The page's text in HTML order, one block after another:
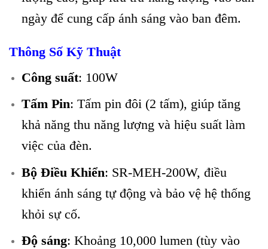
ngày để cung cấp ánh sáng vào ban đêm.
Thông Số Kỹ Thuật
Công suất: 100W
Tấm Pin: Tấm pin đôi (2 tấm), giúp tăng
khả năng thu năng lượng và hiệu suất làm
việc của đèn.
Bộ Điều Khiển: SR-MEH-200W, điều
khiển ánh sáng tự động và bảo vệ hệ thống
khỏi sự cố.
Độ sáng: Khoảng 10,000 lumen (tùy vào